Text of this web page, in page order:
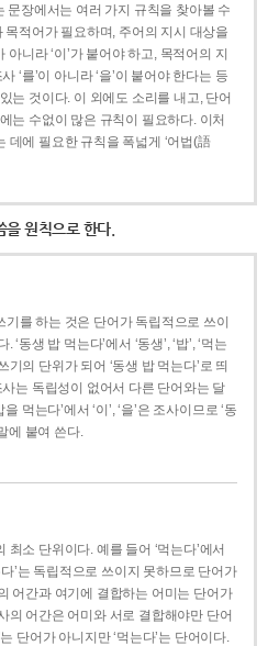
문장에서는 여러 가지 규칙을 찾아볼 수
목적어가 필요하며, 주어의 지시 대상을
아니라 ‘이’가 붙어야 하고, 목적어의 지
‘를’이 아니라 ‘을’이 붙어야 한다는 등
는 것이다. 이 외에도 소리를 내고, 단어
는 수없이 많은 규칙이 필요하다. 이처
데에 필요한 규칙을 폭넓게 ‘어법(語
원칙으로 한다.
를 하는 것은 단어가 독립적으로 쓰이
동생 밥 먹는다’에서 ‘동생’, ‘밥’, ‘먹는
기의 단위가 되어 ‘동생 밥 먹는다’로 띄
는 독립성이 없어서 다른 단어와는 달
먹는다’에서 ‘이’, ‘을’은 조사이므로 ‘동
에 붙여 쓴다.
소 단위이다. 예를 들어 ‘먹는다’에서
다’는 독립적으로 쓰이지 못하므로 단어가
어간과 여기에 결합하는 어미는 단어가
의 어간은 어미와 서로 결합해야만 단어
는 단어가 아니지만 ‘먹는다’는 단어이다.